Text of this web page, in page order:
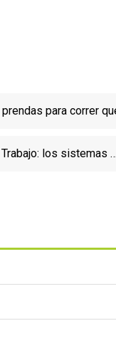
para correr
los sistemas de